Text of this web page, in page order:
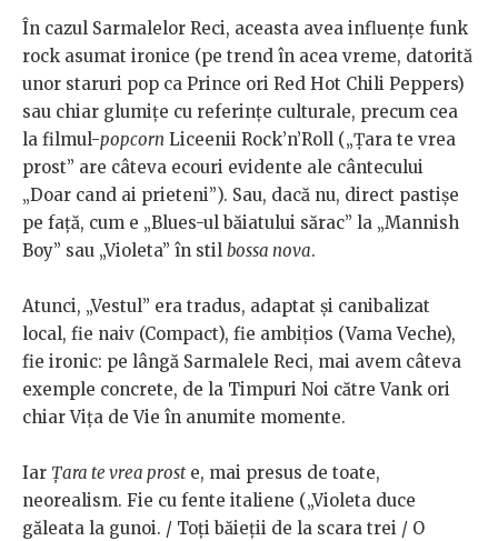
În cazul Sarmalelor Reci, aceasta avea influențe funk
rock asumat ironice (pe trend în acea vreme, datorită
unor staruri pop ca Prince ori Red Hot Chili Peppers)
sau chiar glumițe cu referințe culturale, precum cea
la filmul-popcorn Liceenii Rock’n’Roll („Țara te vrea
prost” are câteva ecouri evidente ale cântecului
„Doar cand ai prieteni”). Sau, dacă nu, direct pastișe
pe față, cum e „Blues-ul băiatului sărac” la „Mannish
Boy” sau „Violeta” în stil bossa nova.
Atunci, „Vestul” era tradus, adaptat și canibalizat
local, fie naiv (Compact), fie ambițios (Vama Veche),
fie ironic: pe lângă Sarmalele Reci, mai avem câteva
exemple concrete, de la Timpuri Noi către Vank ori
chiar Vița de Vie în anumite momente.
Iar Țara te vrea proste, mai presus de toate,
neorealism. Fie cu fente italiene („Violeta duce
găleata la gunoi. / Toți băieții de la scara trei / O